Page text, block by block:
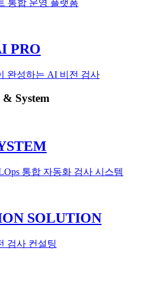
통합 운영 플랫폼
PRO
완성하는 AI 비전 검사
System
통합 자동화 검사 시스템
SOLUTION
검사 컨설팅